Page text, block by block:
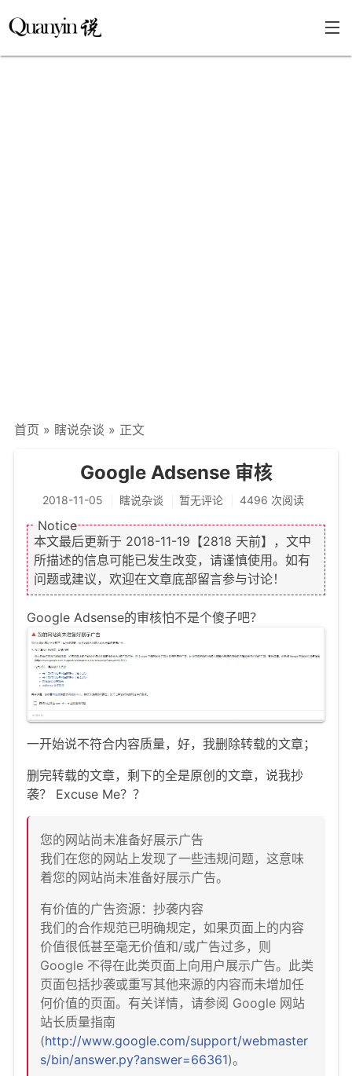
友情链接
赞赏与支持
首页 » 瞎说杂谈 » 正文
Google Adsense 审核
2018-11-05 瞎说杂谈 暂无评论 4496 次阅读
本文最后更新于 2018-11-19 【2818 天前】，文中
所描述的信息可能已发生改变，请谨慎使用。如有
问题或建议，欢迎在文章底部留言参与讨论！
Google Adsense的审核怕不是个傻子吧？
一开始说不符合内容质量，好，我删除转载的文章；
删完转载的文章，剩下的全是原创的文章，说我抄
袭？ Excuse Me？？
您的网站尚未准备好展示广告
我们在您的网站上发现了一些违规问题，这意味
着您的网站尚未准备好展示广告。
有价值的广告资源：抄袭内容
我们的合作规范已明确规定，如果页面上的内容
价值很低甚至毫无价值和/或广告过多，则
Google 不得在此类页面上向用户展示广告。此类
页面包括抄袭或重写其他来源的内容而未增加任
何价值的页面。有关详情，请参阅 Google 网站
站长质量指南
(http://www.google.com/support/webmaster
s/bin/answer.py?answer=66361)。